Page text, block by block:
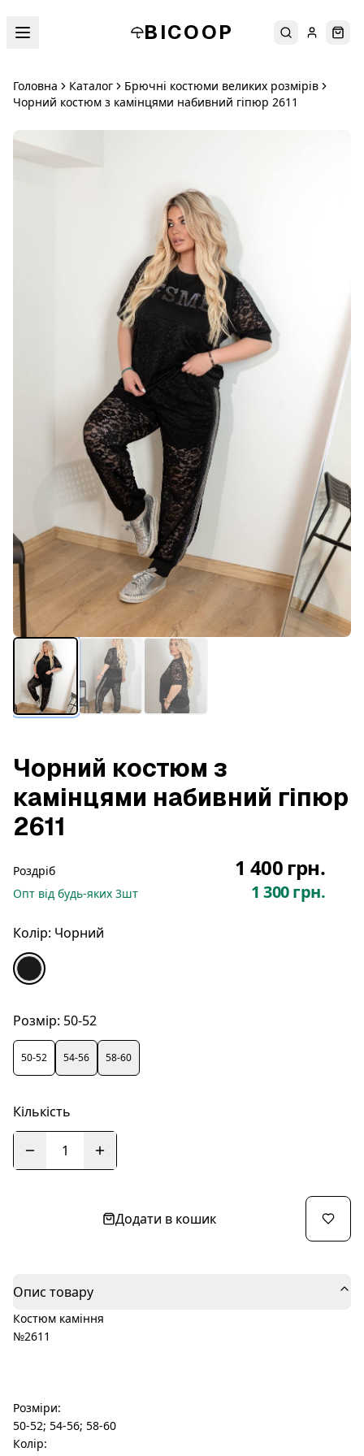
BICOOP ПошукУвійти
Головна Каталог
Брючні костюми великих розмірів
Чорний костюм з камінцями набивний гіпюр 2611
Чорний костюм з
камінцями набивний гіпюр
2611
Роздріб 1 400 грн.
Опт від будь-яких 3шт 1 300 грн.
Колір: Чорний
Розмір: 50-52
50-52 54-56 58-60
Кількість
1
Додати в кошик
Опис товару
Костюм каміння
№2611
Розміри:
50-52; 54-56; 58-60
Колір: